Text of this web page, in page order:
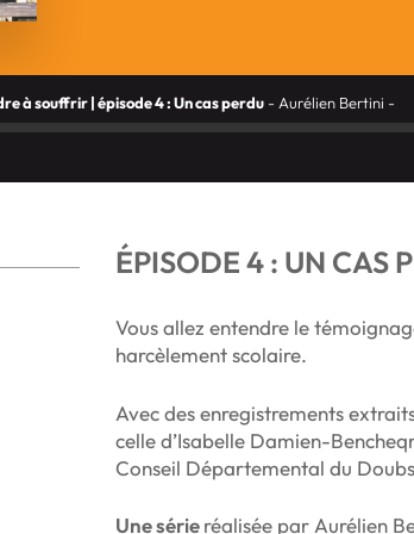
à souffrir | épisode 4 : Un cas perdu - Aurélien Bertini -
ÉPISODE 4 : UN CAS
Vous allez entendre le
harcèlement scolaire.
Avec des enregistrements
celle d’Isabelle Damien-
Conseil Départemental du
Une sérieréalisée par Aurélien